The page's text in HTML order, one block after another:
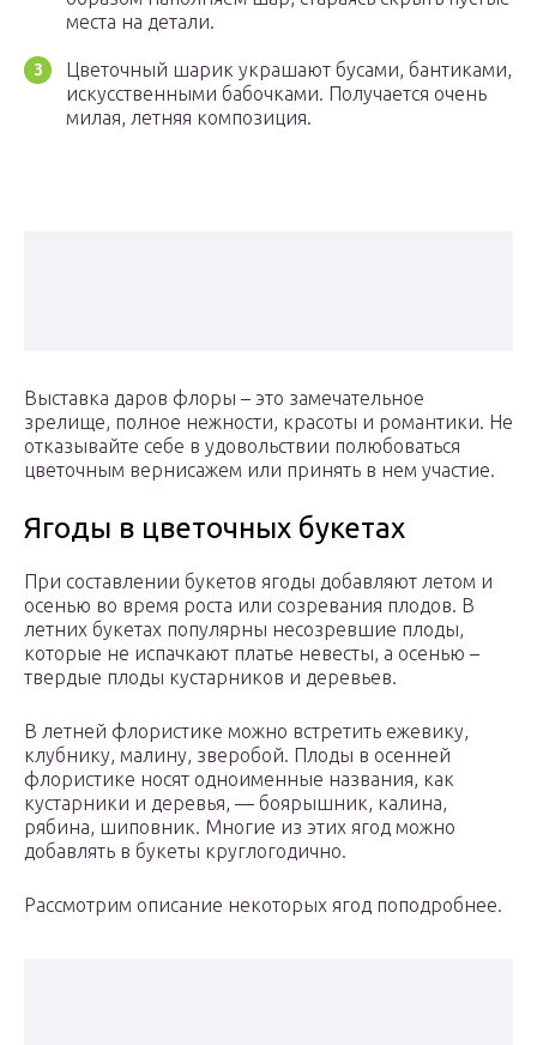
места на детали.
Цветочный шарик украшают бусами, бантиками,
искусственными бабочками. Получается очень
милая, летняя композиция.
Выставка даров флоры – это замечательное
зрелище, полное нежности, красоты и романтики. Не
отказывайте себе в удовольствии полюбоваться
цветочным вернисажем или принять в нем участие.
Ягоды в цветочных букетах
При составлении букетов ягоды добавляют летом и
осенью во время роста или созревания плодов. В
летних букетах популярны несозревшие плоды,
которые не испачкают платье невесты, а осенью –
твердые плоды кустарников и деревьев.
В летней флористике можно встретить ежевику,
клубнику, малину, зверобой. Плоды в осенней
флористике носят одноименные названия, как
кустарники и деревья, — боярышник, калина,
рябина, шиповник. Многие из этих ягод можно
добавлять в букеты круглогодично.
Рассмотрим описание некоторых ягод поподробнее.